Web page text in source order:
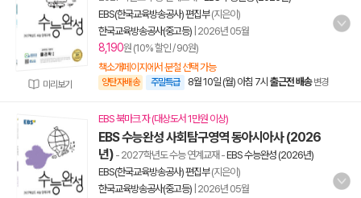
미리보기
EBS(한국교육방송공사) 편집부(지은이)
한국교육방송공사(중고등) 2026년 05월
8,190원 (10% 할인 / 90원)
책소개페이지에서 분철 선택 가능
양탄자배송 주말특급 8월 10일 (월) 아침 7시 출근전 배송 변경
EBS 북마크 자 (대상도서 1만원 이상)
EBS 수능완성 사회탐구영역 동아시아사 (2026
년) - 2027학년도 수능 연계교재 -EBS 수능완성 (2026년)
EBS(한국교육방송공사) 편집부(지은이)
한국교육방송공사(중고등) 2026년 05월